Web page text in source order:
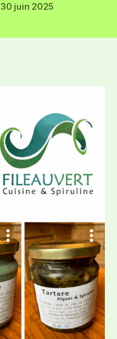
30 juin 2025